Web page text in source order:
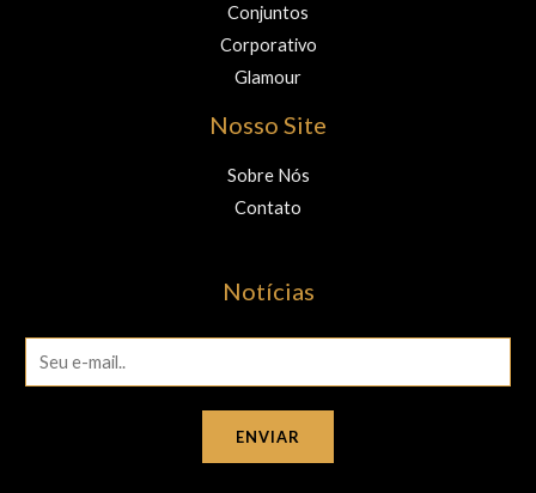
Conjuntos
Corporativo
Glamour
Nosso Site
Sobre Nós
Contato
Notícias
m
ENVIAR